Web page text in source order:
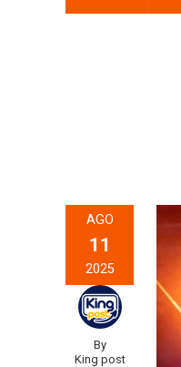
AGO
11
2025
By
King post